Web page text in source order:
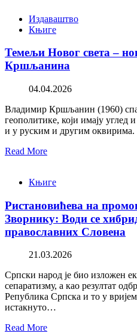
Издаваштво
Књиге
Темељи Новог света –
Кршљанина
04.04.2026
Владимир Кршљанин (1960)
геополитике, који имају углед
и у руским и другим
Read More
Књиге
Ристановићева на
Зворнику: Води се
православних Словена
21.03.2026
Српски народ је био изложен
сепаратизму, а као резултат
Република Српска и то у
истакнуто…
Read More